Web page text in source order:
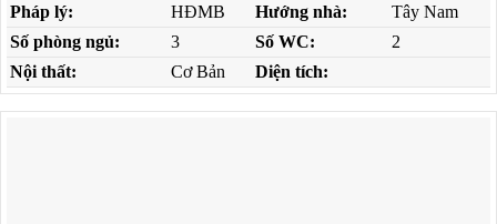
Pháp lý: HĐMB Hướng nhà:
Tây Nam
Số phòng ngủ:
3 Số WC:
2
Nội thất:
Cơ Bản Diện tích: